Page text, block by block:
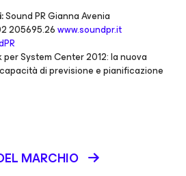
Sound PR Gianna Avenia
205695.26www.soundpr.it
System Center 2012: la nuova
di previsione e pianificazione
MARCHIO